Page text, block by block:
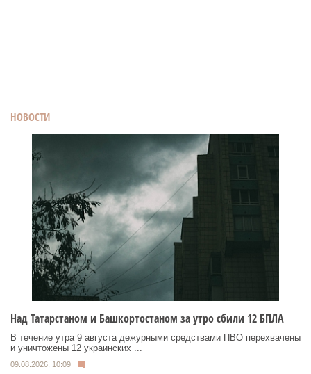
НОВОСТИ
Над Татарстаном и Башкортостаном за утро сбили 12 БПЛА
В течение утра 9 августа дежурными средствами ПВО перехвачены
и уничтожены 12 украинских ...
09.08.2026, 10:09